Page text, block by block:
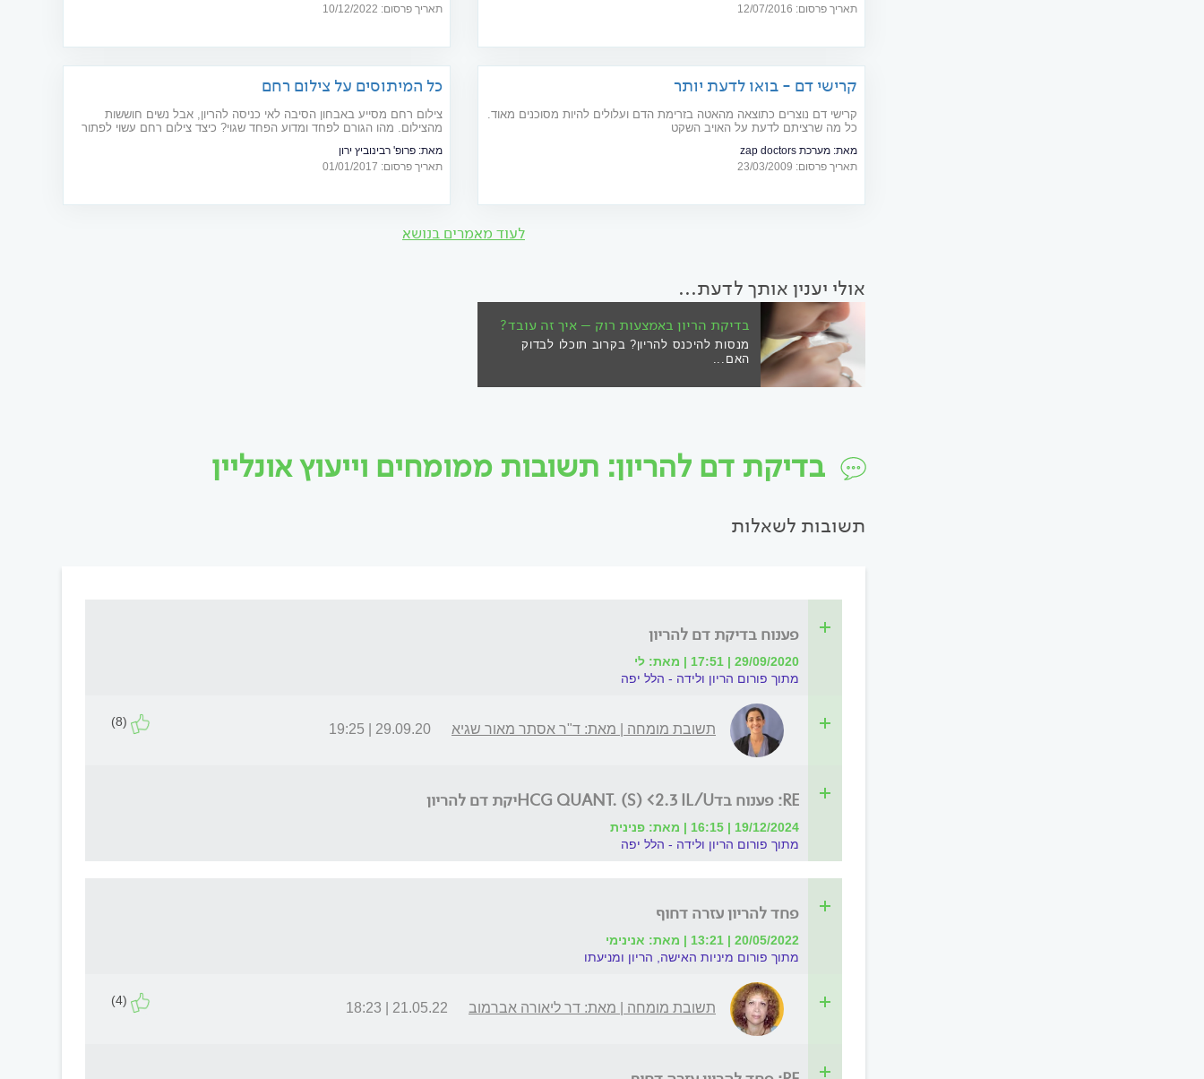
תאריך פרסום: 12/07/2016
תאריך פרסום: 10/12/2022
קרישי דם - בואו לדעת יותר
קרישי דם נוצרים כתוצאה מהאטה בזרימת הדם ועלולים להיות מסוכנים מאוד.
כל מה שרציתם לדעת על האויב השקט
מאת: מערכת zap doctors
תאריך פרסום: 23/03/2009
כל המיתוסים על צילום רחם
צילום רחם מסייע באבחון הסיבה לאי כניסה להריון, אבל נשים חוששות
מהצילום. מהו הגורם לפחד ומדוע הפחד שגוי? כיצד צילום רחם עשוי לפתור
מאת: פרופ' רבינוביץ ירון
תאריך פרסום: 01/01/2017
לעוד מאמרים בנושא
אולי יענין אותך לדעת...
בדיקת הריון באמצעות רוק – איך זה עובד?
מנסות להיכנס להריון? בקרוב תוכלו לבדוק
האם...
בדיקת דם להריון: תשובות ממומחים וייעוץ אונליין
תשובות לשאלות
פענוח בדיקת דם להריון
29/09/2020 | 17:51 | מאת: לי
מתוך פורום הריון ולידה - הלל יפה
תשובת מומחה | מאת: ד"ר אסתר מאור שגיא 29.09.20 | 19:25
(8)
RE: פענוח בדHCG QUANT. (S) <2.3 IL/Uיקת דם להריון
19/12/2024 | 16:15 | מאת: פנינית
מתוך פורום הריון ולידה - הלל יפה
פחד להריון עזרה דחוף
20/05/2022 | 13:21 | מאת: אנינימי
מתוך פורום מיניות האישה, הריון ומניעתו
תשובת מומחה | מאת: דר ליאורה אברמוב 21.05.22 | 18:23
(4)